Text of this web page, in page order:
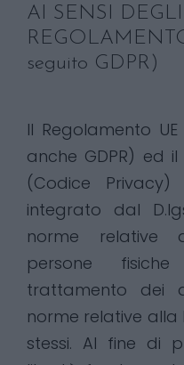
AI SENSI DEGLI
seguito GDPR)
Il Regolamento
anche GDPR) ed il
(Codice
integrato dal
norme relative
persone
trattamento dei
norme relative
stessi. Al fine di